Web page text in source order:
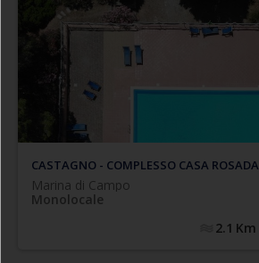
CASTAGNO - COMPLESSO CASA ROSADA
Marina di Campo
Monolocale
2.1 Km
caratteristico ed ampio
toscano, composto da soggiorno
divano letto doppio (n.2 singoli),
ampio porticato